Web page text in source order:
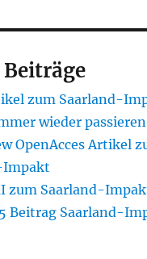
Beiträge
zum Saarland-
wieder
OpenAcces Artikel
Impakt
zum Saarland-
Beitrag Saarland-